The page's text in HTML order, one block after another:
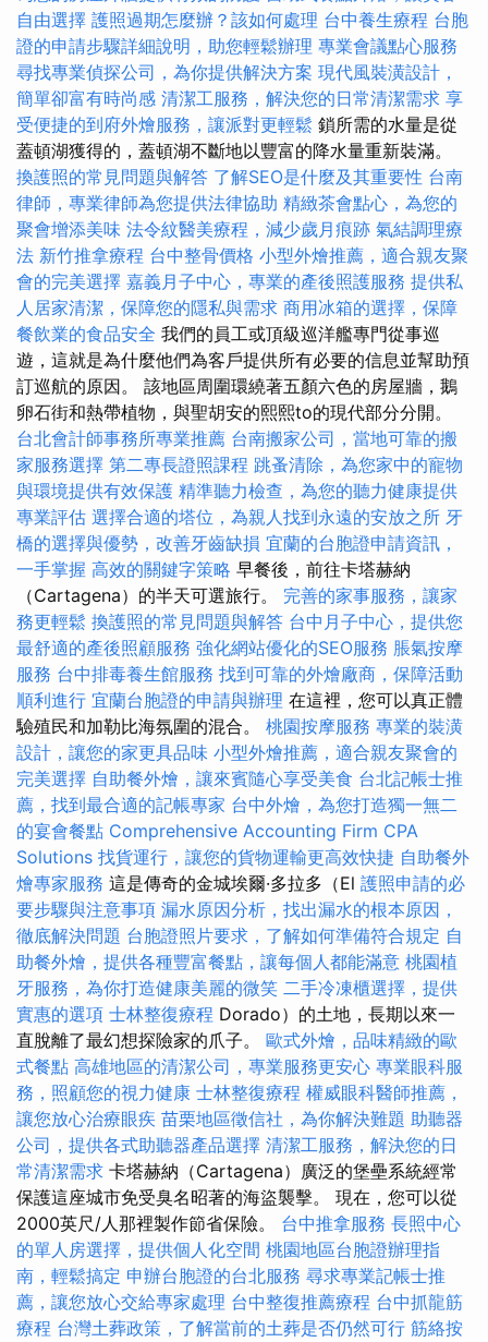
自由選擇 護照過期怎麼辦？該如何處理 台中養生療程 台胞
證的申請步驟詳細說明，助您輕鬆辦理 專業會議點心服務
尋找專業偵探公司，為你提供解決方案 現代風裝潢設計，
簡單卻富有時尚感 清潔工服務，解決您的日常清潔需求 享
受便捷的到府外燴服務，讓派對更輕鬆 鎖所需的水量是從
蓋頓湖獲得的，蓋頓湖不斷地以豐富的降水量重新裝滿。
換護照的常見問題與解答 了解SEO是什麼及其重要性 台南
律師，專業律師為您提供法律協助 精緻茶會點心，為您的
聚會增添美味 法令紋醫美療程，減少歲月痕跡 氣結調理療
法 新竹推拿療程 台中整骨價格 小型外燴推薦，適合親友聚
會的完美選擇 嘉義月子中心，專業的產後照護服務 提供私
人居家清潔，保障您的隱私與需求 商用冰箱的選擇，保障
餐飲業的食品安全 我們的員工或頂級巡洋艦專門從事巡
遊，這就是為什麼他們為客戶提供所有必要的信息並幫助預
訂巡航的原因。 該地區周圍環繞著五顏六色的房屋牆，鵝
卵石街和熱帶植物，與聖胡安的熙熙to的現代部分分開。
台北會計師事務所專業推薦 台南搬家公司，當地可靠的搬
家服務選擇 第二專長證照課程 跳蚤清除，為您家中的寵物
與環境提供有效保護 精準聽力檢查，為您的聽力健康提供
專業評估 選擇合適的塔位，為親人找到永遠的安放之所 牙
橋的選擇與優勢，改善牙齒缺損 宜蘭的台胞證申請資訊，
一手掌握 高效的關鍵字策略 早餐後，前往卡塔赫納
（Cartagena）的半天可選旅行。 完善的家事服務，讓家
務更輕鬆 換護照的常見問題與解答 台中月子中心，提供您
最舒適的產後照顧服務 強化網站優化的SEO服務 脹氣按摩
服務 台中排毒養生館服務 找到可靠的外燴廠商，保障活動
順利進行 宜蘭台胞證的申請與辦理 在這裡，您可以真正體
驗殖民和加勒比海氛圍的混合。 桃園按摩服務 專業的裝潢
設計，讓您的家更具品味 小型外燴推薦，適合親友聚會的
完美選擇 自助餐外燴，讓來賓隨心享受美食 台北記帳士推
薦，找到最合適的記帳專家 台中外燴，為您打造獨一無二
的宴會餐點 Comprehensive Accounting Firm CPA
Solutions 找貨運行，讓您的貨物運輸更高效快捷 自助餐外
燴專家服務 這是傳奇的金城埃爾·多拉多（El 護照申請的必
要步驟與注意事項 漏水原因分析，找出漏水的根本原因，
徹底解決問題 台胞證照片要求，了解如何準備符合規定 自
助餐外燴，提供各種豐富餐點，讓每個人都能滿意 桃園植
牙服務，為你打造健康美麗的微笑 二手冷凍櫃選擇，提供
實惠的選項 士林整復療程 Dorado）的土地，長期以來一
直脫離了最幻想探險家的爪子。 歐式外燴，品味精緻的歐
式餐點 高雄地區的清潔公司，專業服務更安心 專業眼科服
務，照顧您的視力健康 士林整復療程 權威眼科醫師推薦，
讓您放心治療眼疾 苗栗地區徵信社，為你解決難題 助聽器
公司，提供各式助聽器產品選擇 清潔工服務，解決您的日
常清潔需求 卡塔赫納（Cartagena）廣泛的堡壘系統經常
保護這座城市免受臭名昭著的海盜襲擊。 現在，您可以從
2000英尺/人那裡製作節省保險。 台中推拿服務 長照中心
的單人房選擇，提供個人化空間 桃園地區台胞證辦理指
南，輕鬆搞定 申辦台胞證的台北服務 尋求專業記帳士推
薦，讓您放心交給專家處理 台中整復推薦療程 台中抓龍筋
療程 台灣土葬政策，了解當前的土葬是否仍然可行 筋絡按